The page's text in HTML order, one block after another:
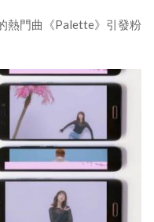
熱門曲《Palette》引發粉